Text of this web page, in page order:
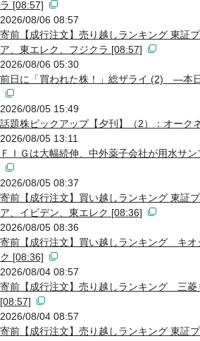
ラ [08:57]
2026/08/06 08:57
寄前【成行注文】売り越しランキング 東証
ア、東エレク、フジクラ [08:57]
2026/08/06 05:30
前日に「買われた株！」総ザライ (2) ―本
2026/08/05 15:49
話題株ピックアップ【夕刊】（2）：オーク
2026/08/05 13:11
ＦＩＧは大幅続伸、中外薬子会社が用水サ
2026/08/05 08:37
寄前【成行注文】買い越しランキング 東証
ア、イビデン、東エレク [08:36]
2026/08/05 08:36
寄前【成行注文】買い越しランキング キオ
ク [08:36]
2026/08/04 08:57
寄前【成行注文】売り越しランキング 三菱
[08:57]
2026/08/04 08:57
寄前【成行注文】売り越しランキング 東証